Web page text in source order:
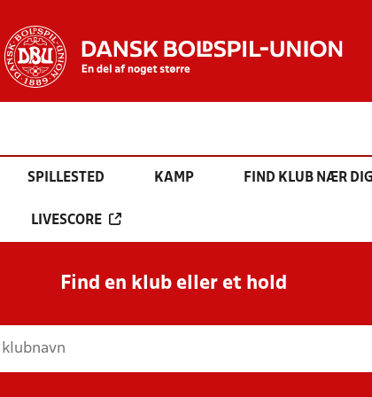
SPILLESTED KAMP FIND KLUB NÆR
LIVESCORE
Find en klub eller et hold